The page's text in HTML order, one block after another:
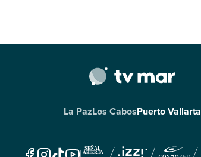
La PazLos CabosPuerto Vallarta